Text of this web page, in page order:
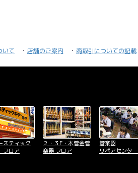
いて 店舗のご案内 商取引についての記載
スティック
フロア
２・３F・木管金管
楽器 フロア
管楽器
リペアセンター